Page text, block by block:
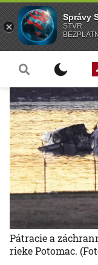
Pátracie a
rieke Potomac.
Správy
STVR